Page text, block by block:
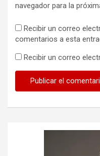
navegador para la
Recibir un correo
comentarios a esta
Recibir un correo